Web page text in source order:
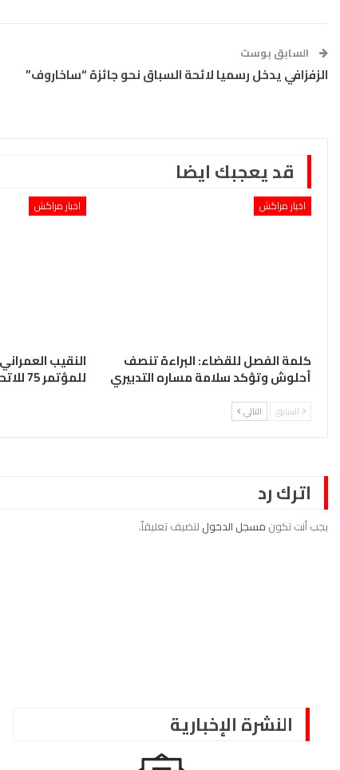
السابق بوست
الزفزافي يدخل رسميا لائحة السباق نحو جائزة “ساخاروف”
قد يعجبك ايضا
اخبار مراكش
كلمة الفصل للقضاء: البراءة تنصف
أحلوش وتؤكد سلامة مساره التدبيري
اخبار مراكش
النقيب
للمؤتمر 75 للاتحاد الدولي للمحامين
السابق التالي
اترك رد
يجب أنت تكون مسجل الدخول لتضيف تعليقاً.
النشرة الإخبارية